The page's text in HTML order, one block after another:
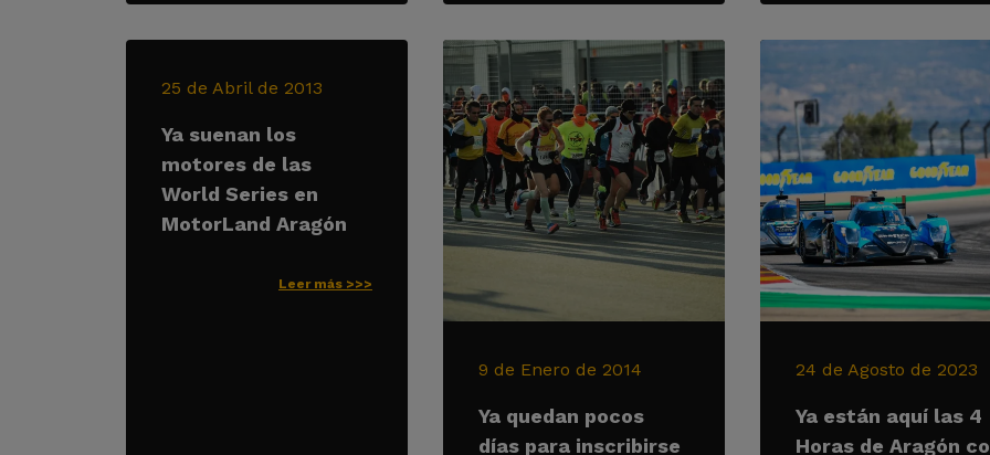
25 de Abril de 2013
Ya suenan los
motores de las
World Series en
MotorLand Aragón
Leer más >>>
9 de Enero de 2014
Ya quedan pocos
días para inscribirse
24 de Agosto de 2023
Ya están aquí las 4
Horas de Aragón